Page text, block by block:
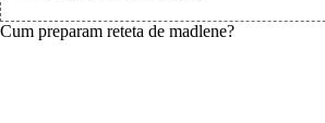
Cum preparam reteta de madlene?